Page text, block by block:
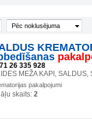
Pēc noklusējuma
26 335 928
MEŽA KAPI, SALDUS,
pakalpojumi
skaits: 2